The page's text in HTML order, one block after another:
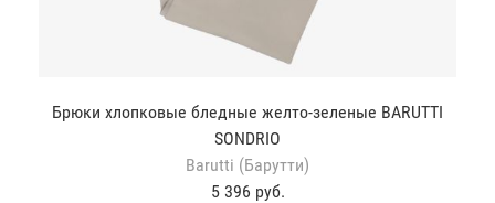
Брюки хлопковые бледные желто-зеленые BARUTTI
SONDRIO
Barutti (Барутти)
5 396 руб.